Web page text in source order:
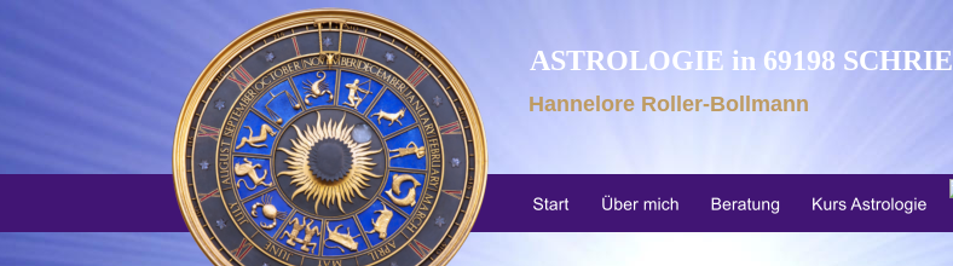
Hannelore Roller-Bollmann
ASTROLOGIE in 69198